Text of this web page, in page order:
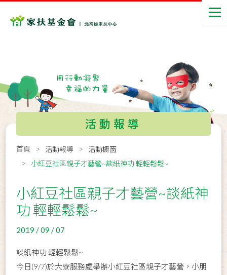
活動報導
首頁 活動報導
活動櫥窗
小紅豆社區親子才藝營~談紙神功 輕輕鬆鬆~
小紅豆社區親子才藝營~談紙神
功 輕輕鬆鬆~
2019 / 09 / 07
談紙神功 輕輕鬆鬆~
今日(9/7)於大寮服務處舉辦小紅豆社區親子才藝營，小朋